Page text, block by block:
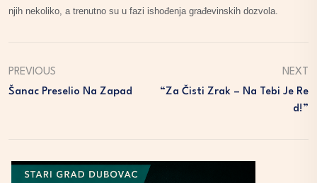
njih nekoliko, a trenutno su u fazi ishođenja građevinskih dozvola.
PREVIOUS
Šanac Preselio Na Zapad
NEXT
“Za Čisti Zrak – Na Tebi Je Re
D!”